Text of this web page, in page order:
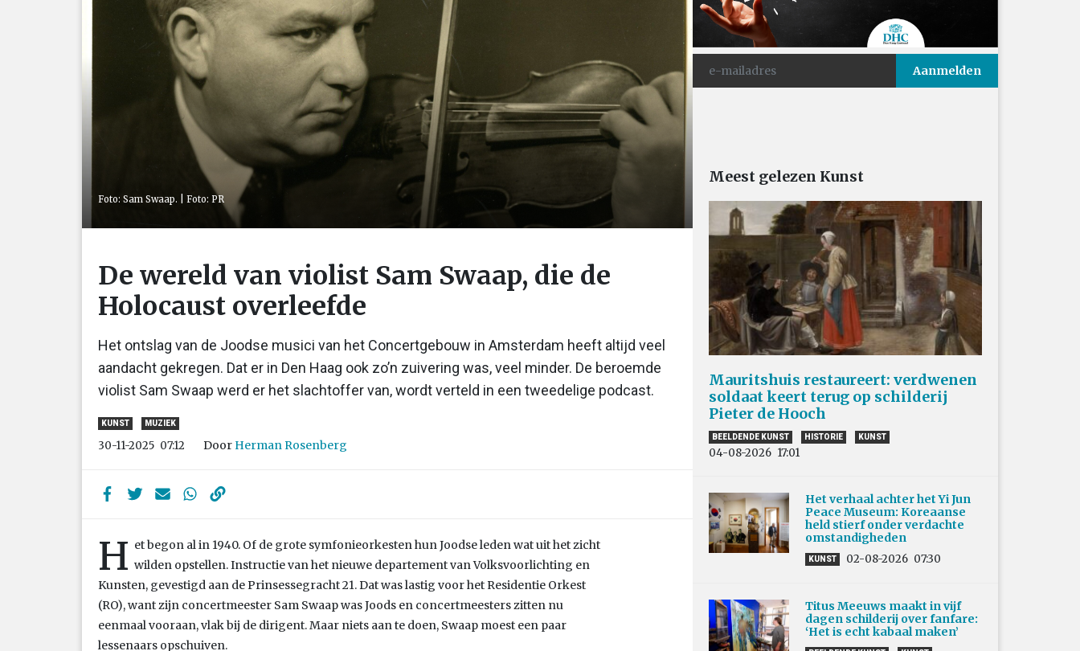
Foto: Sam Swaap. | Foto: PR
De wereld van violist Sam Swaap, die de
Holocaust overleefde
Het ontslag van de Joodse musici van het Concertgebouw in Amsterdam heeft altijd veel
aandacht gekregen. Dat er in Den Haag ook zo’n zuivering was, veel minder. De beroemde
violist Sam Swaap werd er het slachtoffer van, wordt verteld in een tweedelige podcast.
KUNST MUZIEK
30-11-2025 07:12 Door Herman Rosenberg
H et begon al in 1940. Of de grote symfonieorkesten hun Joodse leden wat uit het zicht
wilden opstellen. Instructie van het nieuwe departement van Volksvoorlichting en
Kunsten, gevestigd aan de Prinsessegracht 21. Dat was lastig voor het Residentie Orkest
(RO), want zijn concertmeester Sam Swaap was Joods en concertmeesters zitten nu
eenmaal vooraan, vlak bij de dirigent. Maar niets aan te doen, Swaap moest een paar
lessenaars opschuiven.
Meest gelezen Kunst
Mauritshuis restaureert: verdwenen
soldaat keert terug op schilderij
Pieter de Hooch
BEELDENDE KUNST HISTORIE KUNST
04-08-2026 17:01
Het verhaal achter het Yi Jun
Peace Museum: Koreaanse
held stierf onder verdachte
omstandigheden
KUNST 02-08-2026 07:30
Titus Meeuws maakt in vijf
dagen schilderij over fanfare:
‘Het is echt kabaal maken’